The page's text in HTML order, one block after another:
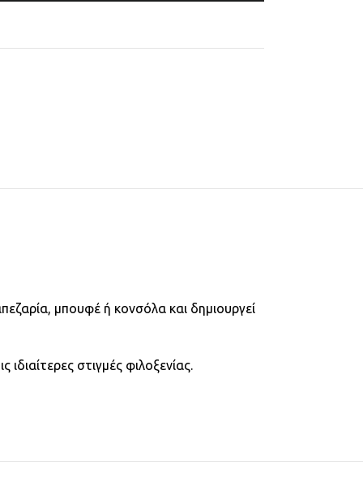
μπουφέ ή κονσόλα και δημιουργεί
στιγμές φιλοξενίας.